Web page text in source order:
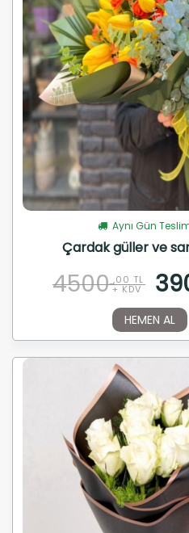
Aynı Gün
Çardak güller ve
4500 ,00 TL
+ KDV
HEMEN AL